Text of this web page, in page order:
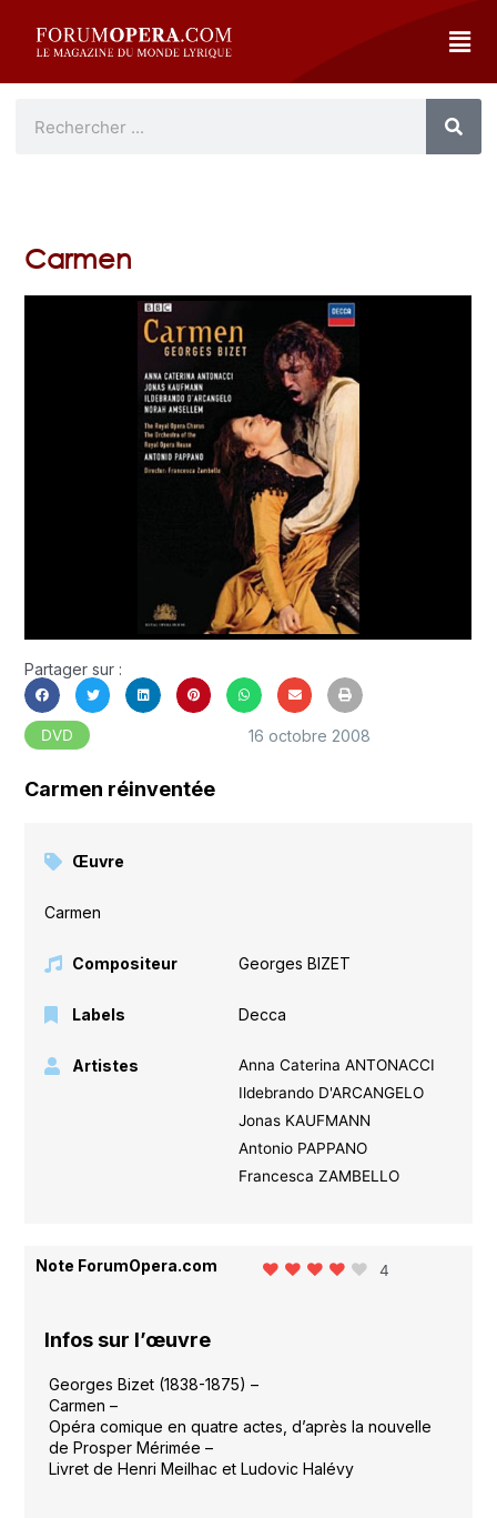
Carmen
Partager sur :
DVD 16 octobre 2008
Carmen réinventée
Œuvre
Carmen
Compositeur Georges BIZET
Labels Decca
Artistes
Anna Caterina ANTONACCI
Ildebrando D'ARCANGELO
Jonas KAUFMANN
Antonio PAPPANO
Francesca ZAMBELLO
Note ForumOpera.com 4
Infos sur l’œuvre
Georges Bizet (1838-1875) –
Carmen –
Opéra comique en quatre actes, d’après la nouvelle
de Prosper Mérimée –
Livret de Henri Meilhac et Ludovic Halévy